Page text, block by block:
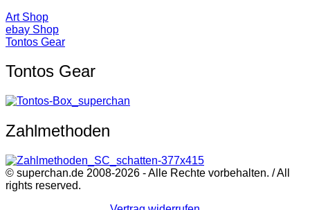
Art Shop
ebay Shop
Tontos Gear
Tontos Gear
Zahlmethoden
© superchan.de 2008-2026 - Alle Rechte vorbehalten. / All
rights reserved.